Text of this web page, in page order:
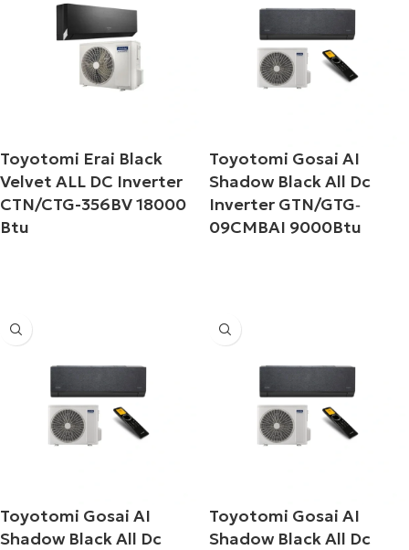
Toyotomi Erai Black
Velvet ALL DC Inverter
CTN/CTG-356BV 18000
Btu
Toyotomi Gosai AI
Shadow Black All Dc
Inverter GTN/GTG‐
09CMBAI 9000Btu
Toyotomi Gosai AI
Shadow Black All Dc
Toyotomi Gosai AI
Shadow Black All Dc